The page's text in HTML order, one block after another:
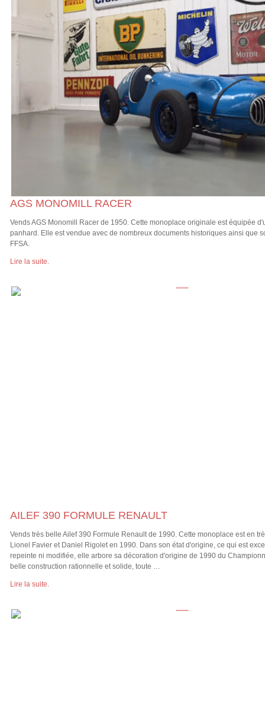
AGS MONOMILL RACER
Vends AGS Monomill Racer de 1950. Cette monoplace originale est équipée
panhard. Elle est vendue avec de nombreux documents historiques ainsi que
FFSA.
Lire la suite.
AILEF 390 FORMULE RENAULT
Vends très belle Ailef 390 Formule Renault de 1990. Cette monoplace est en
Lionel Favier et Daniel Rigolet en 1990. Dans son état d'origine, ce qui est
repeinte ni modifiée, elle arbore sa décoration d'origine de 1990 du
belle construction rationnelle et solide, toute …
Lire la suite.